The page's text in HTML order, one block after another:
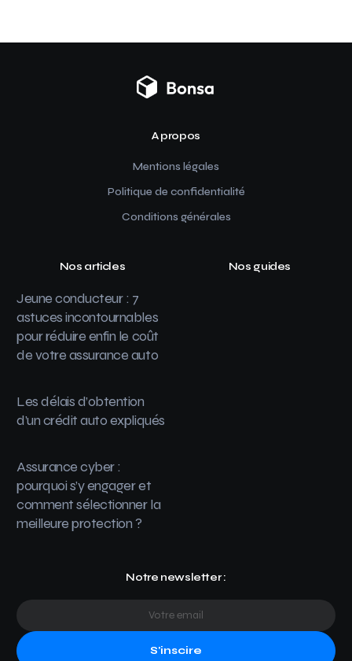
A propos
Mentions légales
Politique de confidentialité
Conditions générales
Nos articles
Jeune conducteur : 7
astuces incontournables
pour réduire enfin le coût
de votre assurance auto
Les délais d’obtention
d’un crédit auto expliqués
Assurance cyber :
pourquoi s’y engager et
comment sélectionner la
meilleure protection ?
Nos guides
Notre newsletter :
S'inscire